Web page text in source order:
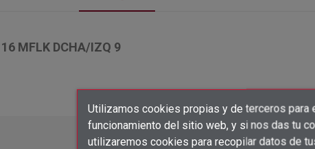
Crear lista de deseos
Iniciar sesión
Utilizamos cookies propias y de terceros para
funcionamiento del sitio web, y si nos das tu
utilizaremos cookies para recopilar datos de
MFLK DCHA/IZQ 9